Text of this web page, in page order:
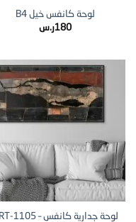
لوحة كانفس خيل B4
180ر.س
لوحة جدارية كانفس – MRT-1105